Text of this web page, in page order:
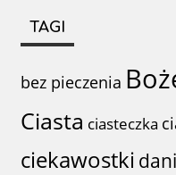
TAGI
bez pieczenia
Ciasta ciasteczka
ciekawostki